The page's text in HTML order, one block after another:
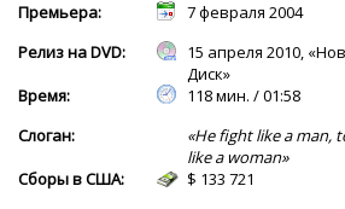
Премьера:
7 февраля 2004
Релиз на DVD:
15 апреля 2010,
Диск»
Время:
118 мин. / 01:58
Слоган:
«He fight like a man,
like a woman»
Сборы в США:
$ 133 721